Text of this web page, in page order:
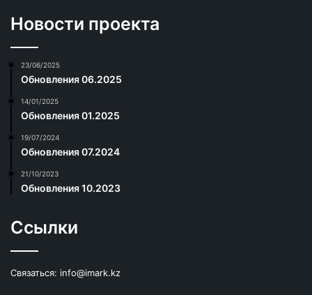
Новости проекта
23/06/2025
Обновления 06.2025
14/01/2025
Обновления 01.2025
19/07/2024
Обновления 07.2024
21/10/2023
Обновления 10.2023
Ссылки
Связаться: info@imark.kz